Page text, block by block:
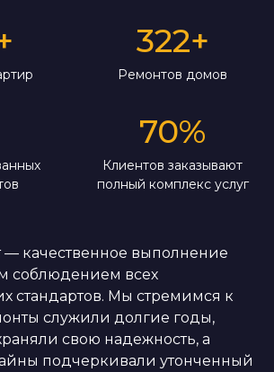
322+
Ремонтов домов
70%
Клиентов заказывают
полный комплекс услуг
качественное выполнение
соблюдением всех
стандартов. Мы стремимся к
служили долгие годы,
свою надежность, а
подчеркивали утонченный